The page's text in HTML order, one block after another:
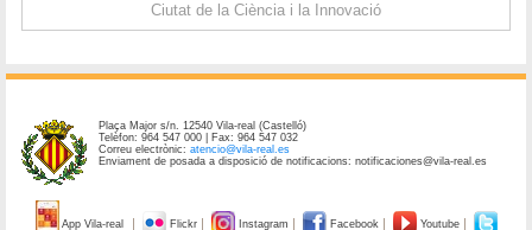
Ciutat de la Ciència i la Innovació
Plaça Major s/n. 12540 Vila-real (Castelló)
Telèfon: 964 547 000 | Fax: 964 547 032
Correu electrònic:atencio@vila-real.es
Enviament de posada a disposició de notificacions: notificaciones@vila-real.es
App Vila-real Flickr Instagram Facebook Youtube